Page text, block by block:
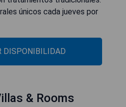
únicos cada jueves por
DISPONIBILIDAD
& Rooms